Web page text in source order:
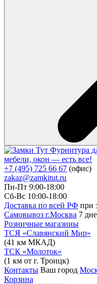
Фурнитура
мебели, окон — есть все!
+7 (495) 725 66 67 (офис)
zakaz@zamkitut.ru
Пн-Пт 9:00-18:00
Сб-Вс 10:00-18:00
Доставка по всей РФ при
Самовывоз г.Москва 7
Розничные магазины
ТСЯ «Славянский Мир»
(41 км МКАД)
ТСК «Молоток»
(1 км от г. Троицк)
Контакты Ваш город
Корзина